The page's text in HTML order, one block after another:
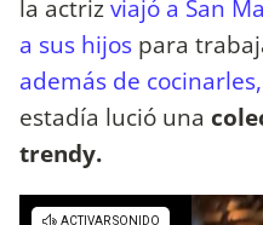
la actrizviajó a San
a sus hijos para
además de cocinarles,
estadía lució una
trendy.